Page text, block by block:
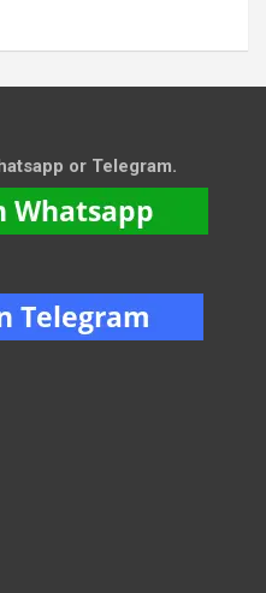
or Telegram.